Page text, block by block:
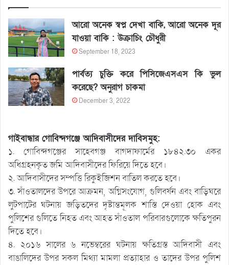
আরো অনেক স্বপ্ন দেখা বাকি, আরো অনেক দূর
যাওয়া বাকি : উক্রাচিং চৌধুরী
September 18, 2023
পার্বত্য চুক্তি করে পিসিজেএসএস কি ভুল
করেছে? অনুরাগ চাকমা
December 3, 2022
গাইবান্ধার গোবিন্দগঞ্জে আদিবাসীদের দাবিসমুহ:
১. গোবিন্দগঞ্জের সাহেবগঞ্জ বাগদাফার্মের ১৮৪২.৩০ একর
অধিগ্রহনকৃত জমি আদিবাসীদের ফিরিয়ে দিতে হবে।
২. আদিবাসীদের সম্পত্তি রিকুইজিশন বাতিল করতে হবে।
৩. সাঁওতালদের উপরে আক্রমন, অগ্নিসংযোগ, গুলিবর্ষন এবং বাড়িঘরে
লুটপাটের ঘটনায় জড়িতদের দৃষ্টান্তমূলক শাস্তি দেওয়া হোক এবং
পুলিশের গুলিতে নিহত এবং আহত সাঁওতাল পরিবারগুলোকে ক্ষতিপুরন
দিতে হবে।
৪. ২০১৬ সালের ৬ নভেম্বরের ঘটনায় ক্ষতিগ্রস্ত আদিবাসী এবং
বাঙালিদের উপর সকল মিথ্যা মামলা প্রত্যাহার ও তাদের উপর পুলিশ